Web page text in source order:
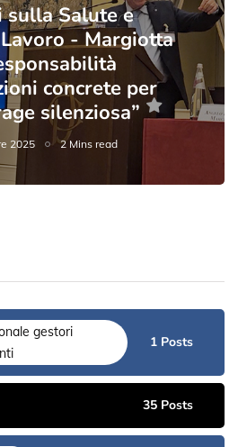
sulla Salute e
- Margiotta
concrete per
silenziosa”
2025 2 Mins read
gestori
1 Posts
35 Posts